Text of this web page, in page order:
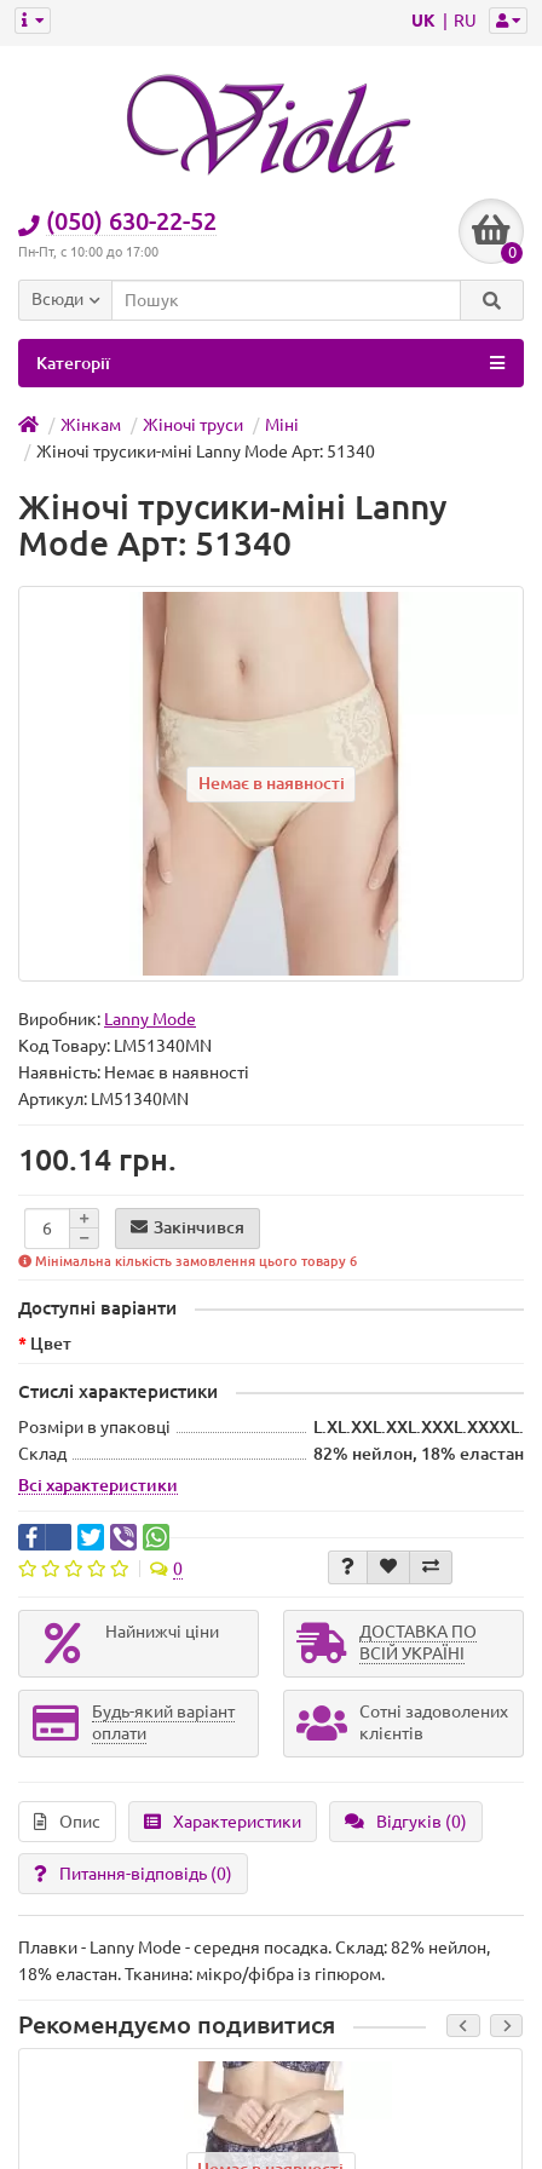
UK RU
(050) 630-22-52
Пн-Пт, с 10:00 до 17:00 0
Всюди
Категорії
Жінкам Жіночі труси
Міні
Жіночі трусики-міні Lanny Mode Арт: 51340
Жіночі трусики-міні Lanny
Mode Арт: 51340
Немає в наявності
Виробник: Lanny Mode
Код Товару: LM51340MN
Наявність: Немає в наявності
Артикул: LM51340MN
100.14 грн.
Закінчився
Мінімальна кількість замовлення цього товару 6
Доступні варіанти
Цвет
Стислі характеристики
Розміри в упаковці
L.XL.XXL.XXL.ХХХL.XXXXL.
Склад
82% нейлон, 18% еластан
Всі характеристики
0
Найнижчі ціни
ДОСТАВКА ПО
ВСІЙ УКРАЇНІ
Будь-який варіант
оплати
Сотні задоволених
клієнтів
Опис Характеристики Відгуків (0)
Питання-відповідь (0)
Плавки - Lanny Mode - середня посадка. Склад: 82% нейлон,
18% еластан. Тканина: мікро/фібра із гіпюром.
Рекомендуємо подивитися